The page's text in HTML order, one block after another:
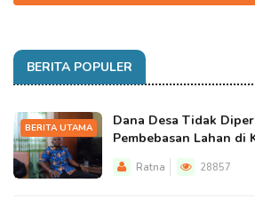
BERITA POPULER
BERITA UTAMA
Dana Desa Tidak
Pembebasan Lahan di
Ratna 28857